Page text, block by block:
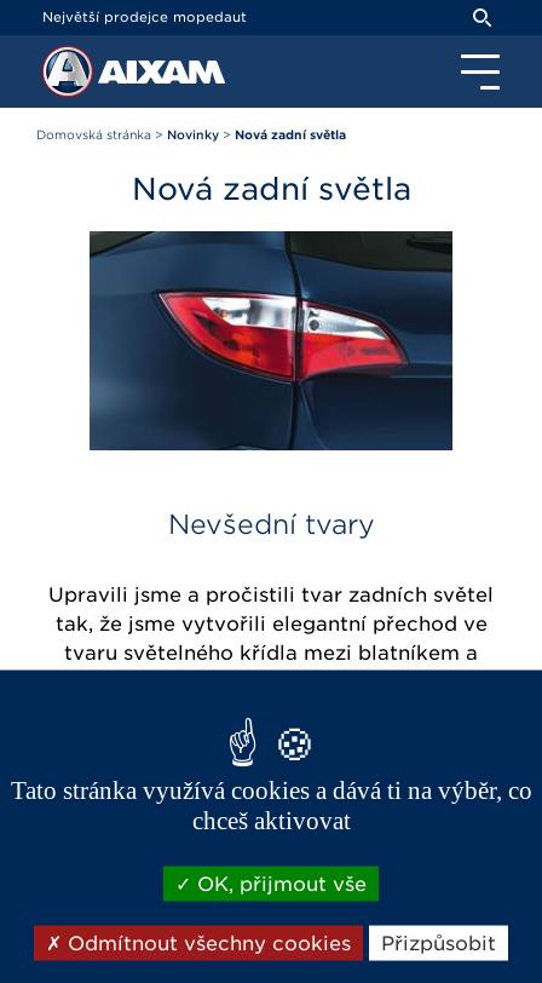
Největší prodejce mopedaut
Domovská stránka > Novinky > Nová zadní světla
Nová zadní světla
Nevšední tvary
Upravili jsme a pročistili tvar zadních světel
tak, že jsme vytvořili elegantní přechod ve
tvaru světelného křídla mezi blatníkem a
zlepšují viditelnost vozu při jízdě a
manévrování.
20/09/2016
Panel pro správu cookies
Tato stránka využívá cookies a dává ti na výběr, co
chceš aktivovat
OK, přijmout vše
Odmítnout všechny cookies Přizpůsobit